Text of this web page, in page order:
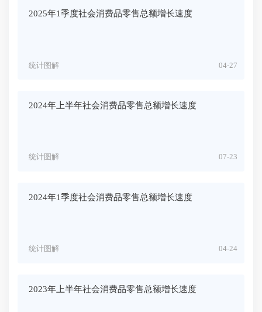
2025年1季度社会消费品零售总额增长速度
04-27
统计图解
2024年上半年社会消费品零售总额增长速度
07-23
统计图解
2024年1季度社会消费品零售总额增长速度
04-24
统计图解
2023年上半年社会消费品零售总额增长速度